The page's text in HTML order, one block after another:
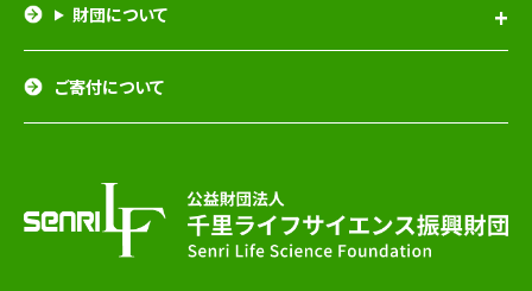
財団について
ご寄付について